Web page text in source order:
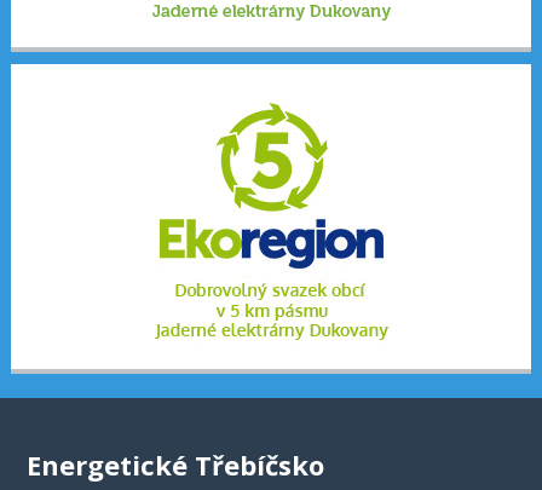
Energetické Třebíčsko